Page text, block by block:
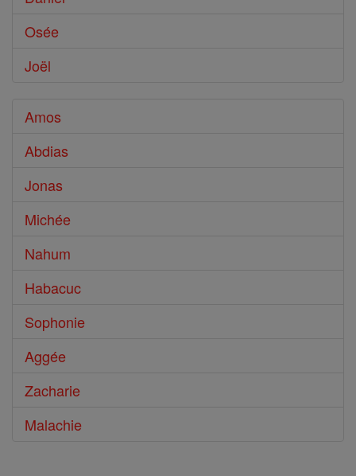
Osée
Joël
Amos
Abdias
Jonas
Michée
Nahum
Habacuc
Sophonie
Aggée
Zacharie
Malachie